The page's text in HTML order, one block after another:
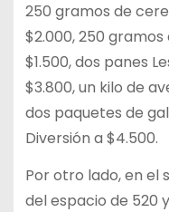
250 gramos de
$2.000, 250
$1.500, dos panes
$3.800, un kilo de
dos paquetes de
Diversión a $4.500.
Por otro lado, en el
del espacio de 520